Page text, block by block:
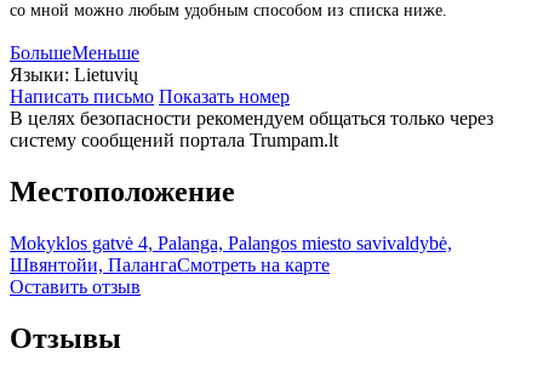
со мной можно любым удобным способом из списка ниже.
БольшеМеньше
Языки: Lietuvių
Написать письмо Показать номер
В целях безопасности рекомендуем общаться только через
систему сообщений портала Trumpam.lt
Местоположение
Mokyklos gatvė 4, Palanga, Palangos miesto savivaldybė,
Швянтойи, ПалангаСмотреть на карте
Оставить отзыв
Отзывы